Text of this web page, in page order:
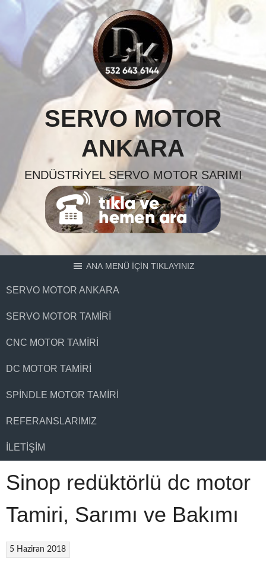
Skip
content
SERVO MOTOR
ANKARA
ENDÜSTRIYEL SERVO MOTOR SARIMI
ANA MENÜ İÇİN TIKLAYINIZ
SERVO MOTOR ANKARA
SERVO MOTOR TAMIRI
CNC MOTOR TAMIRI
DC MOTOR TAMIRI
SPINDLE MOTOR TAMIRI
REFERANSLARIMIZ
İLETIŞIM
Sinop redüktörlü dc motor
Tamiri, Sarımı ve Bakımı
5 Haziran 2018